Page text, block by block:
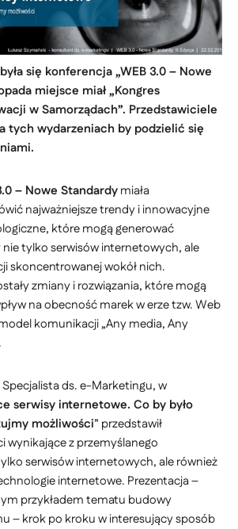
się konferencja „WEB 3.0 – Nowe
miejsce miał „Kongres
w Samorządach”. Przedstawiciele
tych wydarzeniach by podzielić się
– Nowe Standardymiała
najważniejsze trendy i innowacyjne
które mogą generować
tylko serwisów internetowych, ale
skoncentrowanej wokół nich.
zmiany i rozwiązania, które mogą
na obecność marek w erze tzw. Web
komunikacji „Any media, Any
ds. e-Marketingu, w
serwisy internetowe. Co by było
możliwości” przedstawił
wynikające z przemyślanego
serwisów internetowych, ale również
internetowe. Prezentacja –
przykładem tematu budowy
– krok po kroku w interesujący sposób